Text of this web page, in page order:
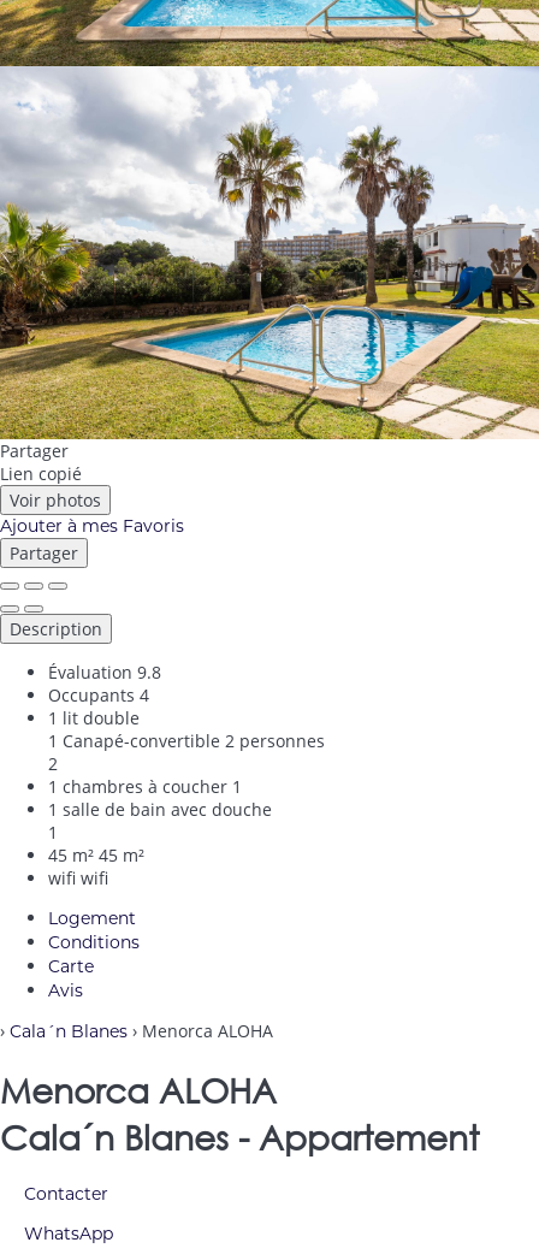
Partager
Lien copié
Voir photos
Ajouter à mes Favoris
Partager
Description
Évaluation 9.8
Occupants 4
1 lit double
1 Canapé-convertible 2 personnes
2
1 chambres à coucher 1
1 salle de bain avec douche
1
45 m² 45 m²
wifi wifi
Logement
Conditions
Carte
Avis
› Cala´n Blanes › Menorca ALOHA
Menorca ALOHA
Cala´n Blanes - Appartement
Contacter
WhatsApp